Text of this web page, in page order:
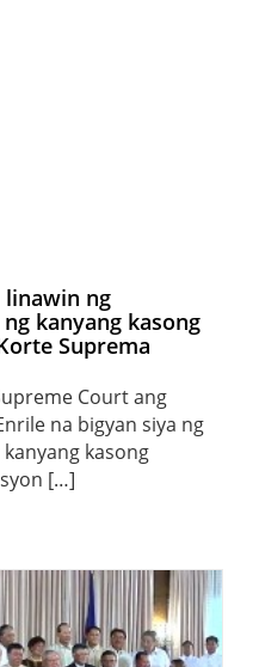
linawin ng
kanyang kasong
Suprema
Court ang
na bigyan siya ng
kasong
[…]